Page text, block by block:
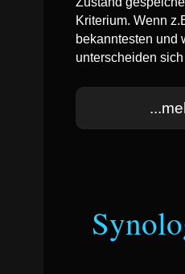
Kriterium. Wenn
bekanntesten und
unterscheiden